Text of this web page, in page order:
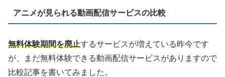
アニメが見られる動画配信サービスの比較
無料体験期間を廃止するサービスが増えている昨今です
が、まだ無料体験できる動画配信サービスがありますので
比較記事を書いてみました。